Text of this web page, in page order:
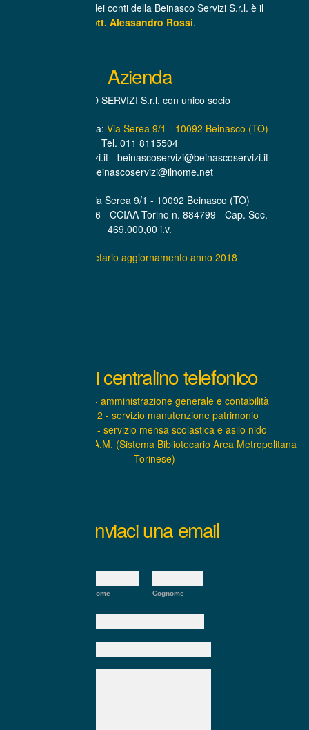
Il Revisore unico dei conti della Beinasco Servizi S.r.l. è il
Dott. Alessandro Rossi.
Azienda
BEINASCO SERVIZI S.r.l. con unico socio
Sede Amministrativa: Via Serea 9/1 - 10092 Beinasco (TO)
Tel. 011 8115504
www.beinascoservizi.it - beinascoservizi@beinascoservizi.it
PEC. beinascoservizi@ilnome.net
Sede Legale Via Serea 9/1 - 10092 Beinasco (TO)
P.IVA. 07319600016 - CCIAA Torino n. 884799 - Cap. Soc.
469.000,00 i.v.
Statuto societario aggiornamento anno 2018
Interni centralino telefonico
INTERNO 1 - amministrazione generale e contabilità
INTERNO 2 - servizio manutenzione patrimonio
INTERNO 3 - servizio mensa scolastica e asilo nido
INTERNO 4 – S.B.A.M. (Sistema Bibliotecario Area Metropolitana
Torinese)
Inviaci una email
Nome Cognome